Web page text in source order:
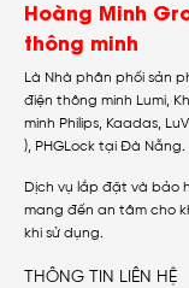
Hoàng Minh
thông minh
Là Nhà phân phối sản
điện thông minh Lumi,
minh Philips, Kaadas,
), PHGLock tại Đà Nẵng.
Dịch vụ lắp đặt và bảo
mang đến an tâm cho
khi sử dụng.
THÔNG TIN LIÊN HỆ